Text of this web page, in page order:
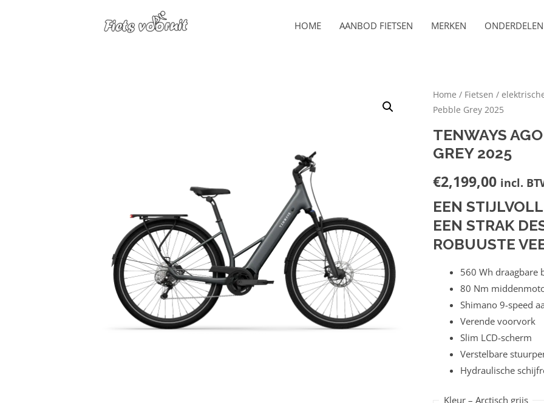
HOME AANBOD FIETSEN MERKEN
Home / Fietsen /
Pebble Grey 2025
TENWAYS
GREY 2025
€2,199,00 incl.
EEN
EEN STRAK
ROBUUSTE
560 Wh draagbare
80 Nm
Shimano 9-speed
Verende voorvork
Slim LCD-scherm
Verstelbare
Hydraulische
Kleur – Arctisch grijs